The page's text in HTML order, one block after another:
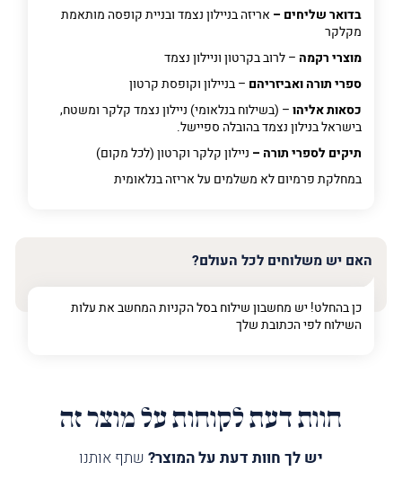
בדואר שליחים – אריזה בניילון נצמד ובניית קופסה מותאמת
מקלקר
מוצרי רקמה – לרוב בקרטון וניילון נצמד
ספרי תורה ואביזריהם – בניילון וקופסת קרטון
כסאות אליהו– (בשילוח בנלאומי) ניילון נצמד קלקר ומשטח,
בישראל בנילון נצמד בהובלה ספיישל.
תיקים לספרי תורה – ניילון קלקר וקרטון (לכל מקום)
במחלקת פרמיוםלא משלמים על אריזה בנלאומית
האם יש משלוחים לכל העולם?
כן בהחלט! יש מחשבון שילוח בסל הקניות המחשב את עלות
השילוח לפי הכתובת שלך
חוות דעת לקוחות על מוצר זה
יש לך חוות דעת על המוצר? שתף אותנו